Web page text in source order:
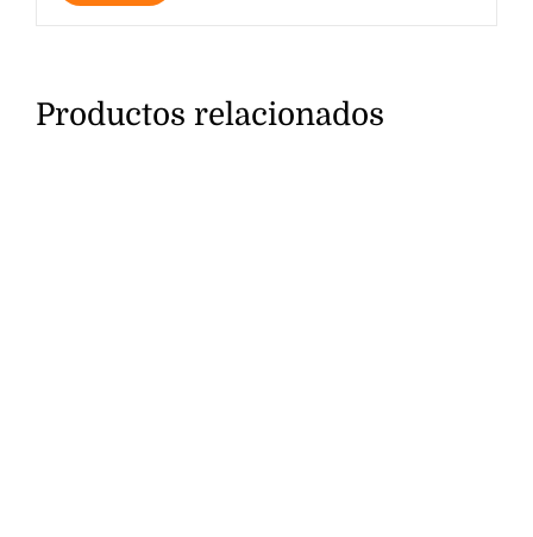
Productos relacionados